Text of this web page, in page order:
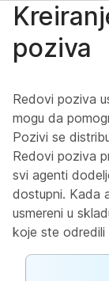
poziva
Redovi poziva
mogu da
Pozivi se
Redovi poziva
svi agenti
dostupni. Kada
usmereni u
koje ste